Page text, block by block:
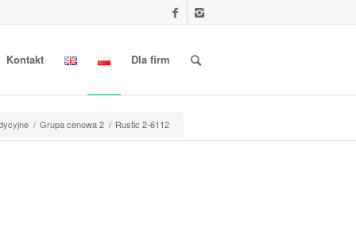
Kontakt Dla firm
/ Grupa cenowa 2 / Rustic 2-6112